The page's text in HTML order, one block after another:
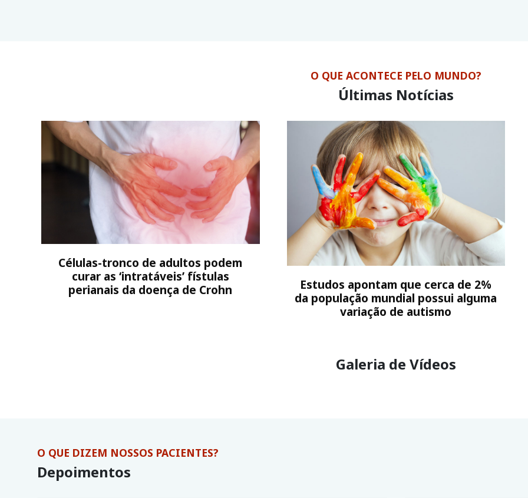
O QUE ACONTECE PELO MUNDO?
Últimas Notícias
Células-tronco de adultos podem
curar as ‘intratáveis’ fístulas
perianais da doença de Crohn
Estudos apontam que cerca de 2%
da população mundial possui alguma
variação de autismo
Galeria de Vídeos
O QUE DIZEM NOSSOS PACIENTES?
Depoimentos